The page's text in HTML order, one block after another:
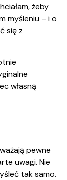
żeby
myśleniu – i o
się z
własną
pewne
uwagi. Nie
tak samo.